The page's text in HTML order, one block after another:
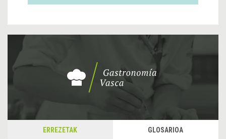
ERREZETAK GLOSARIOA